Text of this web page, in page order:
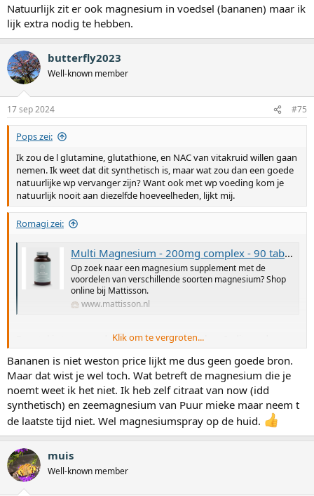
Natuurlijk zit er ook magnesium in voedsel (bananen) maar ik
lijk extra nodig te hebben.
butterfly2023
Well-known member
17 sep 2024 #75
Pops zei:
Ik zou de l glutamine, glutathione, en NAC van vitakruid willen gaan
nemen. Ik weet dat dit synthetisch is, maar wat zou dan een goede
natuurlijke wp vervanger zijn? Want ook met wp voeding kom je
natuurlijk nooit aan diezelfde hoeveelheden, lijkt mij.
Romagi zei:
Multi Magnesium - 200mg complex - 90 tabletten
Op zoek naar een magnesium supplement met de
voordelen van verschillende soorten magnesium? Shop
online bij Mattisson.
www.mattisson.nl
Een stukje terug werd dit supplement besproken. Is dit goed
genoeg om te bestellen?
Natuurlijk zit er ook magnesium in voedsel (bananen) maar ik lijk
extra nodig te hebben.
Klik om te vergroten...
Bananen is niet weston price lijkt me dus geen goede bron.
Maar dat wist je wel toch. Wat betreft de magnesium die je
noemt weet ik het niet. Ik heb zelf citraat van now (idd
synthetisch) en zeemagnesium van Puur mieke maar neem t
de laatste tijd niet. Wel magnesiumspray op de huid.
muis
Well-known member